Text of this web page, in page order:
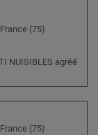
(75)
NUISIBLES agréé
(75)